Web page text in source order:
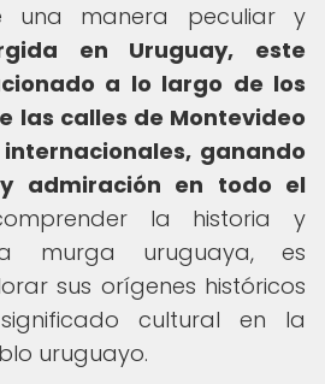
una manera peculiar y
en Uruguay, este
a lo largo de los
las calles de Montevideo
ganando
admiración en todo el
la historia y
murga uruguaya, es
sus orígenes históricos
cultural en la
uruguayo.